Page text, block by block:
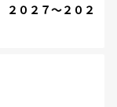
０２７～２０２